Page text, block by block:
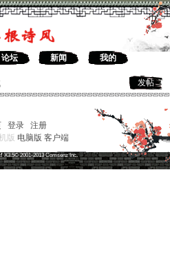
论坛 新闻 我的
发帖
登录
注册
版 电脑版 客户端
X3.5© 2001-2013ComsenzInc.